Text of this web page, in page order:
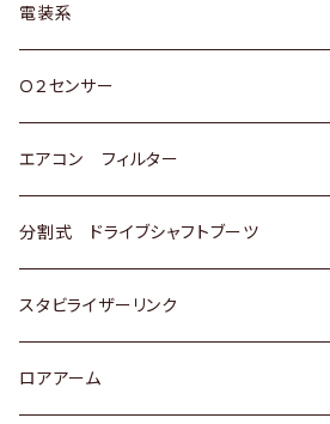
日野
三菱
スバル
マツダ
三菱
スバル
日産
ダイハツ
マツダ
三菱
スバル
スズキ
ダイハツ
三菱
スバル
トヨタ
ホンダ
スズキ
日産
いすゞ
ダイハツ
電装系
Ｏ２センサー
トヨタ
ホンダ
スズキ
日産
エアコン フィルター
トヨタ
ホンダ
スズキ
分割式 ドライブシャフトブーツ
トヨタ
ホンダ
スタビライザーリンク
トヨタ
ロアアーム